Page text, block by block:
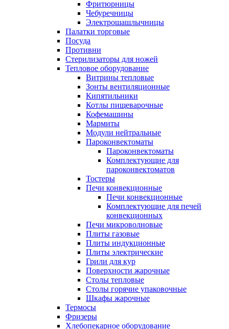
Фритюрницы
Чебуречницы
Электрошашлычницы
Палатки торговые
Посуда
Противни
Стерилизаторы для ножей
Тепловое оборудование
Витрины тепловые
Зонты вентиляционные
Кипятильники
Котлы пищеварочные
Кофемашины
Мармиты
Модули нейтральные
Пароконвектоматы
Пароконвектоматы
Комплектующие для
пароконвектоматов
Тостеры
Печи конвекционные
Печи конвекционные
Комплектующие для печей
конвекционных
Печи микроволновые
Плиты газовые
Плиты индукционные
Плиты электрические
Грили для кур
Поверхности жарочные
Столы тепловые
Столы горячие упаковочные
Шкафы жарочные
Термосы
Фризеры
Хлебопекарное оборудование